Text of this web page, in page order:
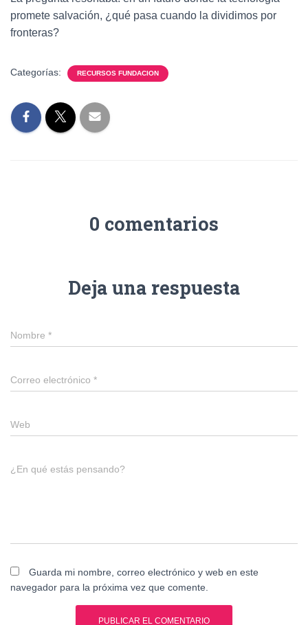
promete salvación, ¿qué pasa cuando la dividimos por
fronteras?
Categorías: RECURSOS FUNDACION
0 comentarios
Deja una respuesta
Nombre *
Correo electrónico *
Web
¿En qué estás pensando?
Guarda mi nombre, correo electrónico y web en este
navegador para la próxima vez que comente.